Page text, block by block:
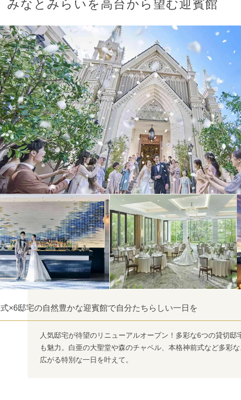
みなとみらいを高台から望む迎賓館
×6邸宅の自然豊かな迎賓館で自分たちらしい一日を
人気邸宅が待望のリニューアルオープン！多彩な6つの貸切邸
も魅力。白亜の大聖堂や森のチャペル、本格神前式など多彩
広がる特別な一日を叶えて。